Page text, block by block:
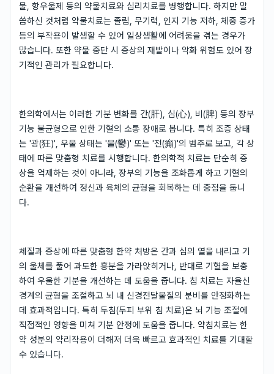
물, 항우울제 등의 약물치료와 심리치료를 병행합니다. 하지만 말
씀하신 것처럼 약물치료는 졸림, 무기력, 인지 기능 저하, 체중 증가
등의 부작용이 발생할 수 있어 일상생활에 어려움을 겪는 경우가
많습니다. 또한 약물 중단 시 증상의 재발이나 악화 위험도 있어 장
기적인 관리가 필요합니다.
한의학에서는 이러한 기분 변화를 간(肝), 심(心), 비(脾) 등의 장부
기능 불균형으로 인한 기혈의 소통 장애로 봅니다. 특히 조증 상태
는 '광(狂)', 우울 상태는 '울(鬱)' 또는 '전(癲)'의 범주로 보고, 각 상
태에 따른 맞춤형 치료를 시행합니다. 한의학적 치료는 단순히 증
상을 억제하는 것이 아니라, 장부의 기능을 조화롭게 하고 기혈의
순환을 개선하여 정신과 육체의 균형을 회복하는 데 중점을 둡니
다.
체질과 증상에 따른 맞춤형 한약 처방은 간과 심의 열을 내리고 기
의 울체를 풀어 과도한 흥분을 가라앉히거나, 반대로 기혈을 보충
하여 우울한 기분을 개선하는 데 도움을 줍니다. 침 치료는 자율신
경계의 균형을 조절하고 뇌 내 신경전달물질의 분비를 안정화하는
데 효과적입니다. 특히 두침(두피 부위 침 치료)은 뇌 기능 조절에
직접적인 영향을 미쳐 기분 안정에 도움을 줍니다. 약침치료는 한
약 성분의 약리작용이 더해져 더욱 빠르고 효과적인 치료를 기대할
수 있습니다.